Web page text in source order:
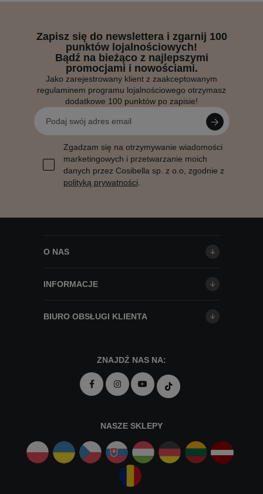
Zapisz się do newslettera i zgarnij 100
punktów lojalnościowych!
Bądź na bieżąco z najlepszymi
promocjami i nowościami.
Jako zarejestrowany klient z zaakceptowanym
regulaminem programu lojalnościowego otrzymasz
dodatkowe 100 punktów po zapisie!
Zgadzam się na otrzymywanie wiadomości
marketingowych i przetwarzanie moich
danych przez Cosibella sp. z o.o, zgodnie z
polityką prywatności
O NAS
INFORMACJE
BIURO OBSŁUGI KLIENTA
ZNAJDŹ NAS NA:
NASZE SKLEPY